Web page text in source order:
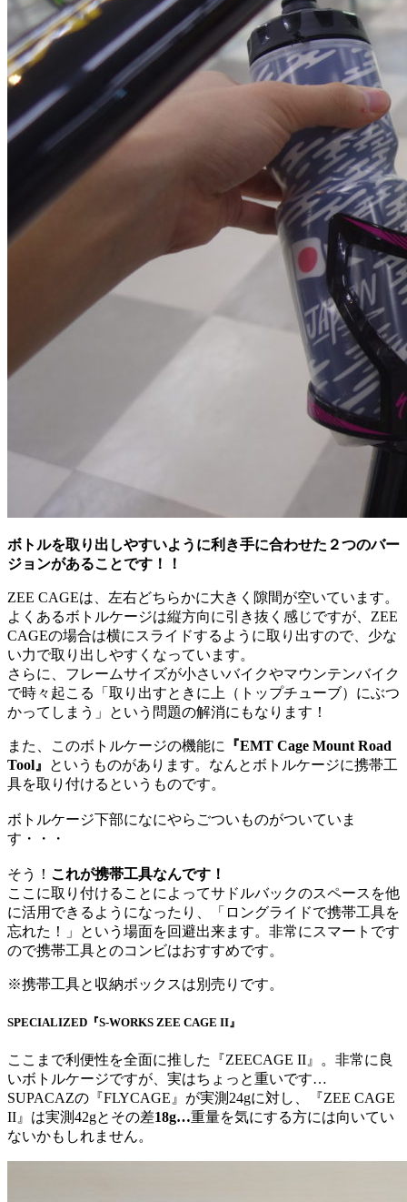
ボトルを取り出しやすいように利き手に合わせた２つのバー
ジョンがあることです！！
ZEE CAGEは、左右どちらかに大きく隙間が空いています。
よくあるボトルケージは縦方向に引き抜く感じですが、ZEE
CAGEの場合は横にスライドするように取り出すので、少な
い力で取り出しやすくなっています。
さらに、フレームサイズが小さいバイクやマウンテンバイク
で時々起こる「取り出すときに上（トップチューブ）にぶつ
かってしまう」という問題の解消にもなります！
また、このボトルケージの機能に
『EMT Cage Mount Road
Tool』
というものがあります。なんとボトルケージに携帯工
具を取り付けるというものです。
ボトルケージ下部になにやらごついものがついていま
す・・・
そう！ これが携帯工具なんです！
ここに取り付けることによってサドルバックのスペースを他
に活用できるようになったり、「ロングライドで携帯工具を
忘れた！」という場面を回避出来ます。非常にスマートです
ので携帯工具とのコンビはおすすめです。
※携帯工具と収納ボックスは別売りです。
SPECIALIZED『S-WORKS ZEE CAGE II』
ここまで利便性を全面に推した『ZEECAGE II』。非常に良
いボトルケージですが、実はちょっと重いです…
SUPACAZの『FLYCAGE』が実測24gに対し、『ZEE CAGE
II』は実測42gとその差18g…重量を気にする方には向いてい
ないかもしれません。